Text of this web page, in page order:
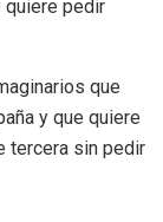
quiere pedir
que
y que quiere
tercera sin pedir